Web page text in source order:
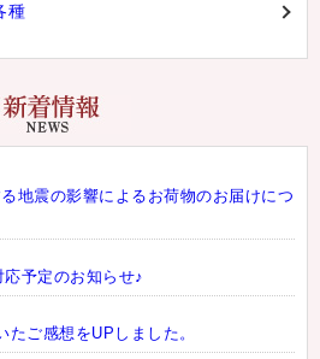
種
地震の影響によるお荷物のお届けにつ
応予定のお知らせ♪
たご感想をUPしました。